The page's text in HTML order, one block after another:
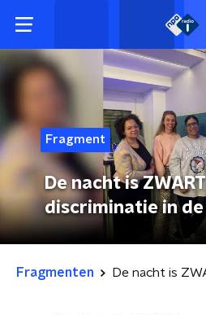
Fragment
De nacht is
discriminatie in
Fragmenten